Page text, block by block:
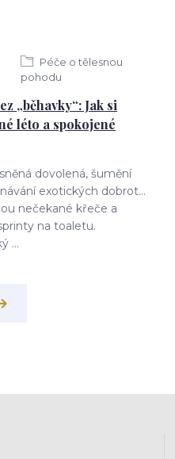
Péče o tělesnou
pohodu
„běhavky“: Jak si
léto a spokojené
dovolená, šumění
exotických dobrot...
nečekané křeče a
na toaletu.
...